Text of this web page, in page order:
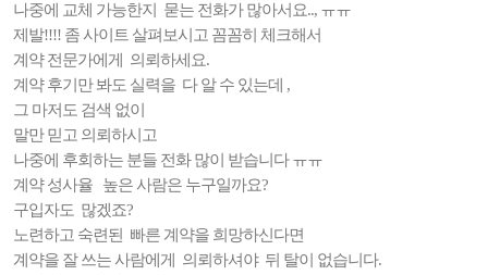
나중에 교체 가능한지 묻는 전화가 많아서요.., ㅠㅠ
제발!!!! 좀 사이트 살펴보시고 꼼꼼히 체크해서
계약 전문가에게 의뢰하세요.
계약 후기만 봐도 실력을 다 알 수 있는데 ,
그 마저도 검색 없이
말만 믿고 의뢰하시고
나중에 후회하는 분들 전화 많이 받습니다 ㅠㅠ
계약 성사율 높은 사람은 누구일까요?
구입자도 많겠죠?
노련하고 숙련된 빠른 계약을 희망하신다면
계약을 잘 쓰는 사람에게 의뢰하셔야 뒤 탈이 없습니다.